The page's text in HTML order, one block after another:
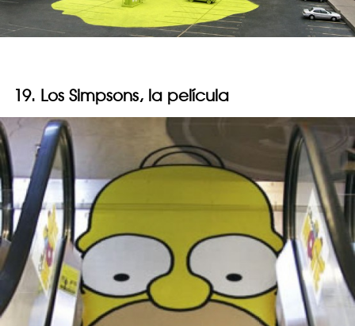
19. Los Simpsons, la película